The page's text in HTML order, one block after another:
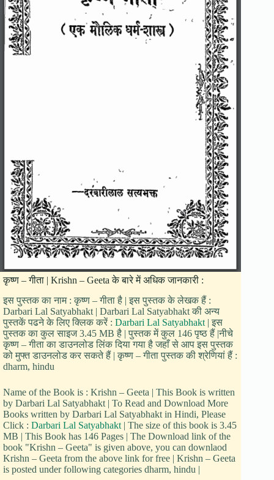
कृष्ण – गीता | Krishn – Geeta के बारे में अधिक जानकारी :
इस पुस्तक का नाम : कृष्ण – गीता है | इस पुस्तक के लेखक हैं :
Darbari Lal Satyabhakt | Darbari Lal Satyabhakt की अन्य
पुस्तकें पढने के लिए क्लिक करें : Darbari Lal Satyabhakt | इस
पुस्तक का कुल साइज 3.45 MB है | पुस्तक में कुल 146 पृष्ठ हैं |नीचे
कृष्ण – गीता का डाउनलोड लिंक दिया गया है जहाँ से आप इस पुस्तक
को मुफ्त डाउनलोड कर सकते हैं | कृष्ण – गीता पुस्तक की श्रेणियां हैं :
dharm, hindu
Name of the Book is : Krishn – Geeta | This Book is written
by Darbari Lal Satyabhakt | To Read and Download More
Books written by Darbari Lal Satyabhakt in Hindi, Please
Click : Darbari Lal Satyabhakt | The size of this book is 3.45
MB | This Book has 146 Pages | The Download link of the
book "Krishn – Geeta" is given above, you can downlaod
Krishn – Geeta from the above link for free | Krishn – Geeta
is posted under following categories dharm, hindu |